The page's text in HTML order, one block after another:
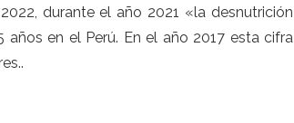
durante el año 2021 «la desnutrición
en el Perú. En el año 2017 esta cifra